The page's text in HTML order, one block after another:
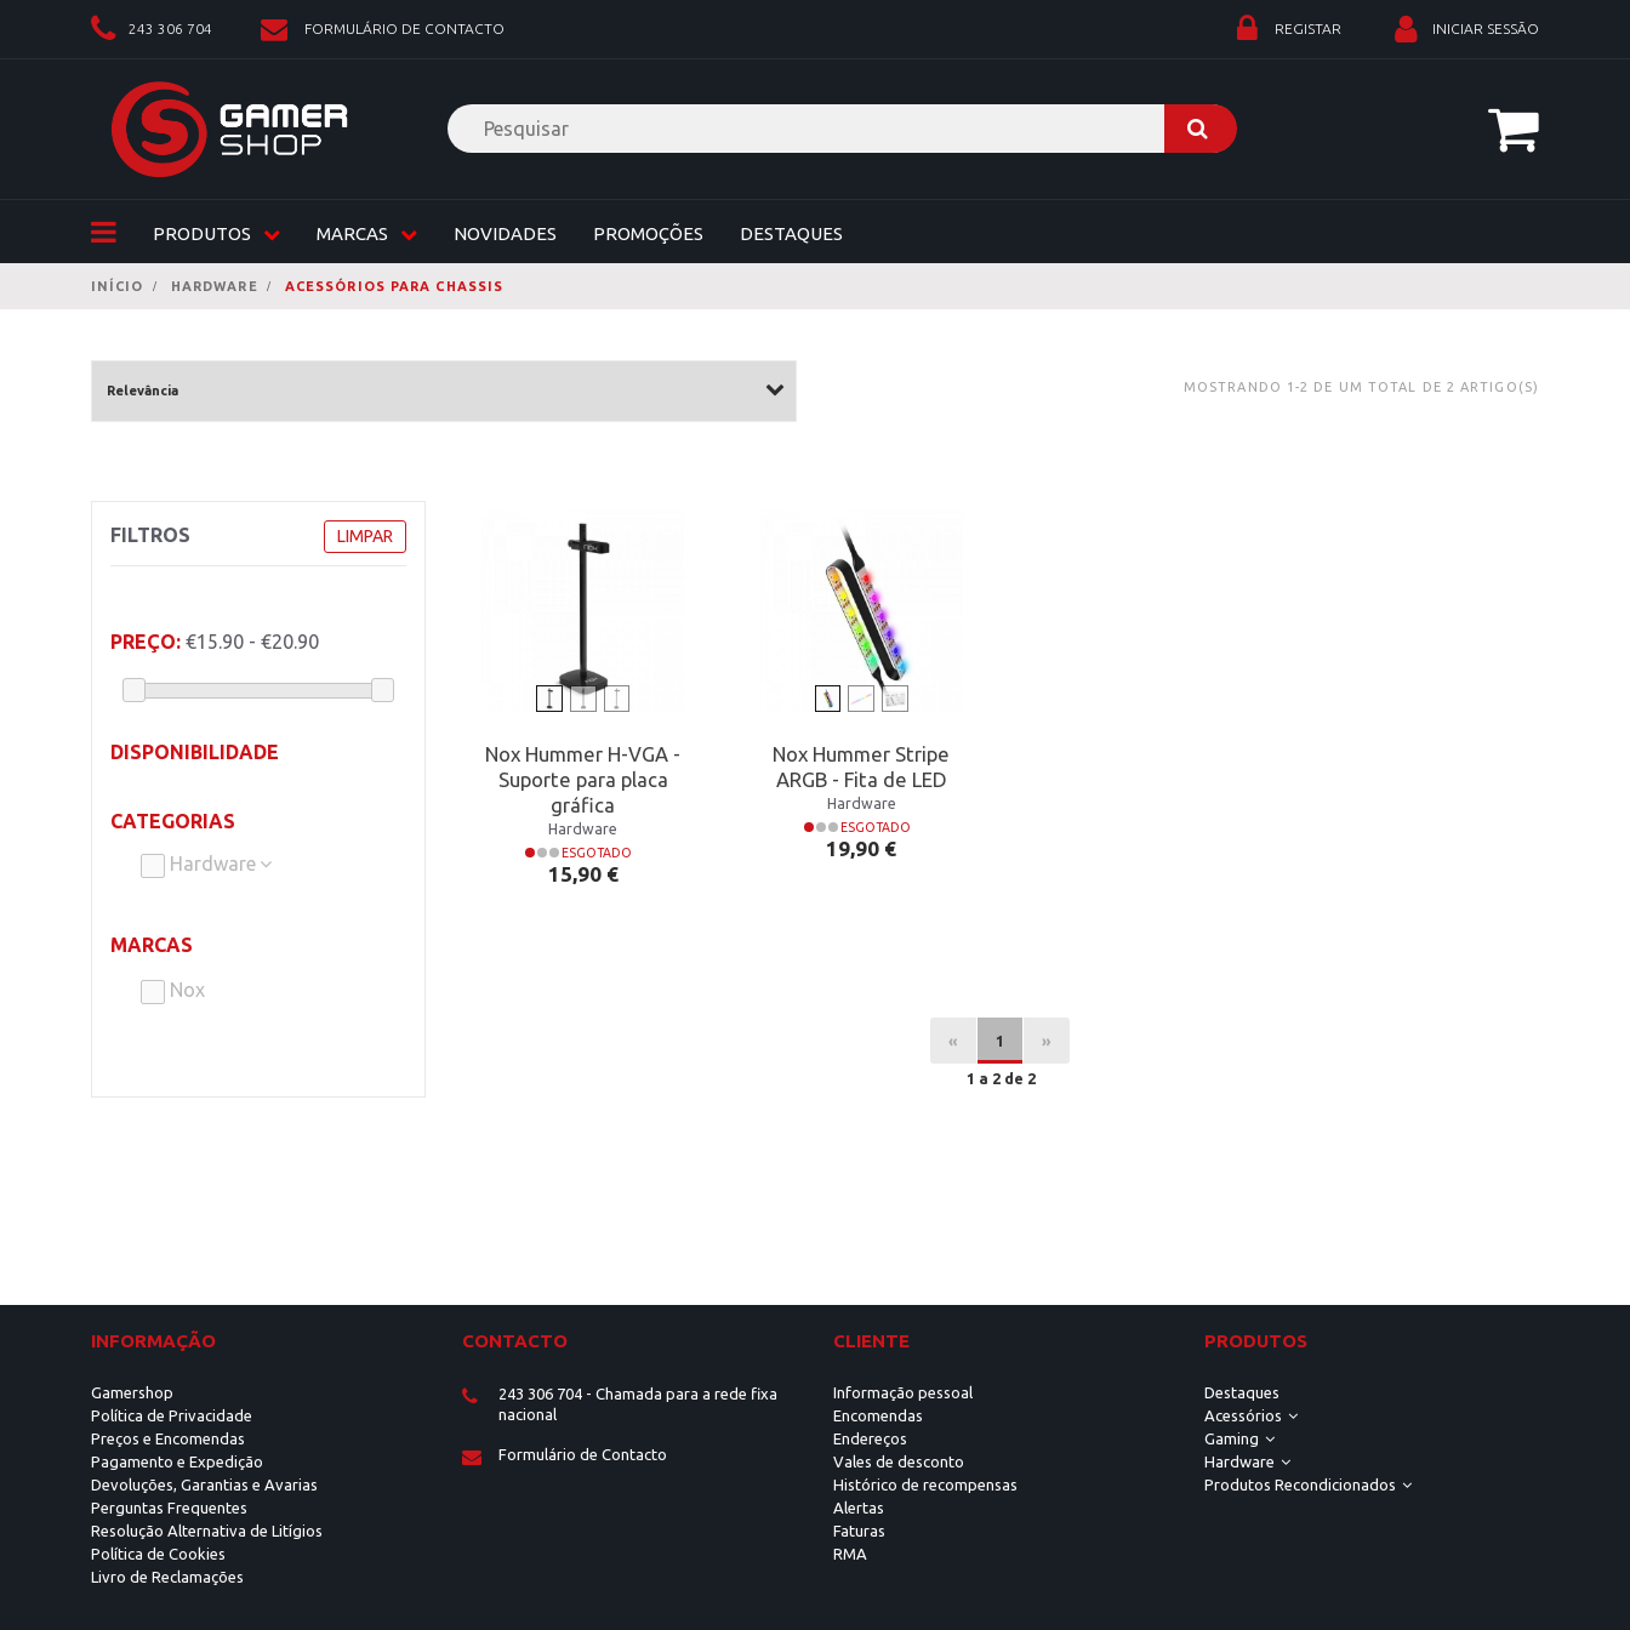
243 306 704 FORMULÁRIO DE CONTACTO REGISTAR INICIAR SESSÃO
PRODUTOS MARCAS NOVIDADES PROMOÇÕES DESTAQUES
INÍCIO HARDWARE ACESSÓRIOS PARA CHASSIS
Nox Hummer H-VGA -
Suporte para placa
gráfica
Hardware
ESGOTADO
Preço
15,90 €
Nox Hummer Stripe
ARGB - Fita de LED
Hardware
ESGOTADO
Preço
19,90 €
« 1 »
1 a 2 de 2
MOSTRANDO 1-2 DE UM TOTAL DE 2 ARTIGO(S)
FILTROS LIMPAR
PREÇO: €15.90 - €20.90
DISPONIBILIDADE
CATEGORIAS
Hardware
MARCAS
Nox
INFORMAÇÃO
Gamershop
Política de Privacidade
Preços e Encomendas
Pagamento e Expedição
Devoluções, Garantias e Avarias
Perguntas Frequentes
Resolução Alternativa de Litígios
Política de Cookies
Livro de Reclamações
CONTACTO
243 306 704 - Chamada para a rede fixa
nacional
Formulário de Contacto
CLIENTE
Informação pessoal
Encomendas
Endereços
Vales de desconto
Histórico de recompensas
Alertas
Faturas
RMA
PRODUTOS
Destaques
Acessórios
Gaming
Hardware
Produtos Recondicionados